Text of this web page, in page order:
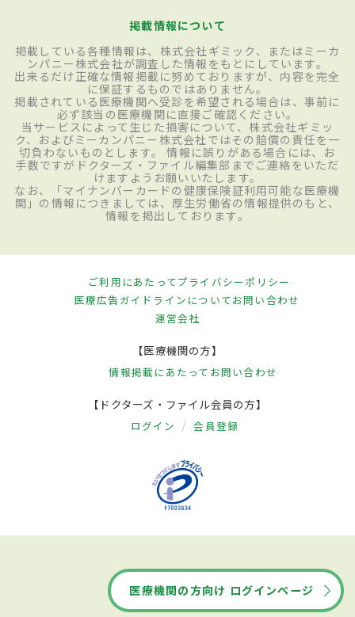
掲載情報について
掲載している各種情報は、株式会社ギミック、またはミーカ
ンパニー株式会社が調査した情報をもとにしています。
出来るだけ正確な情報掲載に努めておりますが、内容を完全
に保証するものではありません。
掲載されている医療機関へ受診を希望される場合は、事前に
必ず該当の医療機関に直接ご確認ください。
当サービスによって生じた損害について、株式会社ギミッ
ク、およびミーカンパニー株式会社ではその賠償の責任を一
切負わないものとします。 情報に誤りがある場合には、お
手数ですがドクターズ・ファイル編集部までご連絡をいただ
けますようお願いいたします。
なお、「マイナンバーカードの健康保険証利用可能な医療機
関」の情報につきましては、厚生労働省の情報提供のもと、
情報を掲出しております。
ご利用にあたってプライバシーポリシー
医療広告ガイドラインについてお問い合わせ
運営会社
【医療機関の方】
情報掲載にあたって お問い合わせ
【ドクターズ・ファイル会員の方】
ログイン 会員登録
医療機関の方向け ログインページ